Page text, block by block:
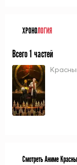
ХРОНОЛОГИЯ
Всего 1 частей
Смотреть Аниме